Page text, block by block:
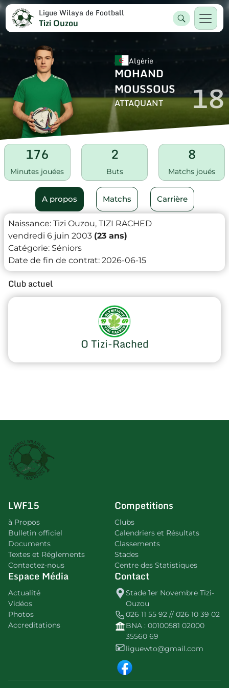
Ligue Wilaya de Football
Tizi Ouzou
Algérie
MOHAND
MOUSSOUS
ATTAQUANT 18
176
Minutes jouées
2
Buts
8
Matchs joués
A propos Matchs Carrière
Naissance: Tizi Ouzou, TIZI RACHED
vendredi 6 juin 2003 (23 ans)
Catégorie: Séniors
Date de fin de contrat: 2026-06-15
Club actuel
O Tizi-Rached
LWF15
à Propos
Bulletin officiel
Documents
Textes et Réglements
Contactez-nous
Competitions
Clubs
Calendriers et Résultats
Classements
Stades
Centre des Statistiques
Espace Média
Actualité
Vidéos
Photos
Accreditations
Contact
Stade 1er Novembre Tizi-
Ouzou
026 11 55 92 // 026 10 39 02
BNA : 00100581 02000
35560 69
liguewto@gmail.com